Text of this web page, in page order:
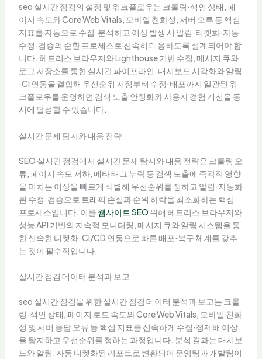
seo 실시간 점검의 설정 및 워크플로우는 크롤링·색인 상태, 페
이지 속도와 Core Web Vitals, 모바일 친화성, 서버 오류 등 핵심
지표를 자동으로 수집·분석하고 이상 발생 시 알림·티켓화·자동
수정·검증의 순환 프로세스로 신속히 대응하도록 설계되어야 합
니다. 헤드리스 브라우저와 Lighthouse 기반 수집, 메시지 큐와
로그 저장소를 통한 실시간 파이프라인, 대시보드 시각화와 알림
·CI 연동을 결합해 우선순위 지정부터 수정·배포까지 일관된 워
크플로우를 운영하면 검색 노출 안정화와 사용자 경험 개선을 동
시에 달성할 수 있습니다.
실시간 문제 탐지와 대응 전략
SEO 실시간 점검에서 실시간 문제 탐지와 대응 전략은 크롤링 오
류, 페이지 속도 저하, 메타 태그 누락 등 검색 노출에 즉각적 영향
을 미치는 이상을 빠르게 식별해 우선순위를 정하고 알림·자동화
된 수정·검증으로 트래픽 손실과 순위 하락을 최소화하는 핵심
프로세스입니다. 이를 웹사이트 SEO 위해 헤드리스 브라우저와
성능 API 기반의 지속적 모니터링, 메시지 큐와 알림 시스템을 통
한 신속한 티켓화, CI/CD 연동으로 빠른 배포·복구 체계를 갖추
는 것이 필수적입니다.
실시간 점검 데이터 분석과 보고
seo 실시간 점검을 위한 실시간 점검 데이터 분석과 보고는 크롤
링·색인 상태, 페이지 로드 속도와 Core Web Vitals, 모바일 친화
성 및 서버 응답 오류 등 핵심 지표를 신속하게 수집·정제해 이상
을 탐지하고 우선순위를 정하는 과정입니다. 분석 결과는 대시보
드와 알림, 자동 티켓화된 리포트로 변환되어 운영팀과 개발팀이